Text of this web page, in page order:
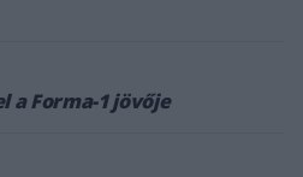
a Forma-1 jövője